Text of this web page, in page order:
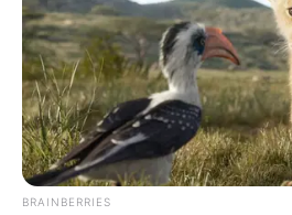
BRAINBERRIES